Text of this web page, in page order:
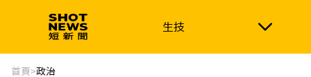
生技
生技 政治
首頁>政治